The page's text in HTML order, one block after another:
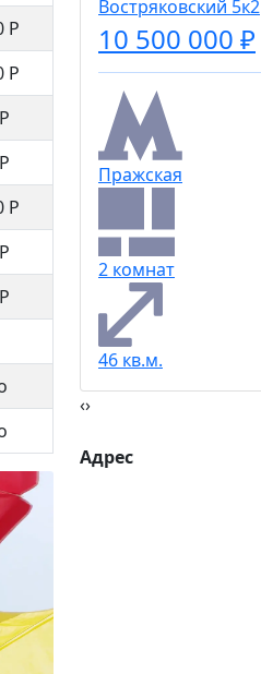
Р
Р
Р
Востряковский 5к2
10 500 000 ₽
Пражская
2 комнат
46 кв.м.
‹›
Адрес